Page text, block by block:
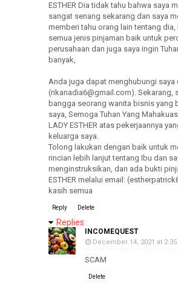
ESTHER Dia tidak tahu bahwa saya
sangat senang sekarang dan saya
memberi tahu orang lain tentang dia,
semua jenis pinjaman baik untuk
perusahaan dan juga saya ingin
banyak,
Anda juga dapat menghubungi saya
(rikanadia6@gmail.com). Sekarang,
bangga seorang wanita bisnis yang
saya, Semoga Tuhan Yang
LADY ESTHER atas pekerjaannya
keluarga saya.
Tolong lakukan dengan baik untuk
rincian lebih lanjut tentang Ibu dan
menginstruksikan, dan ada bukti
ESTHER melalui email:
kasih semua
Reply Delete
Replies
INCOMEQUEST
December 14, 2021 at 2:35
SCAM
Delete